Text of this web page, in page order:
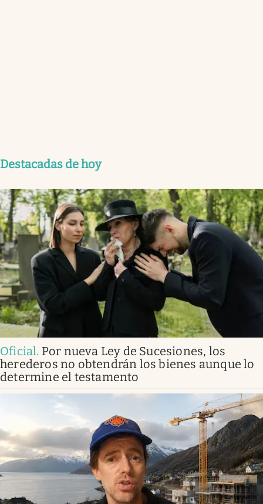
Destacadas de hoy
Oficial. Por nueva Ley de Sucesiones, los
herederos no obtendrán los bienes aunque lo
determine el testamento